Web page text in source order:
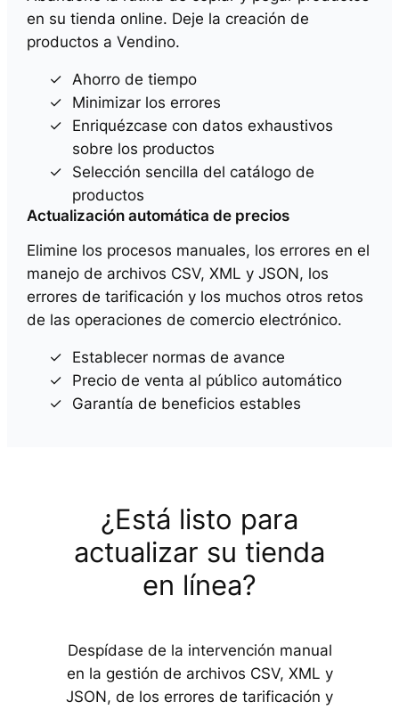
en su tienda online. Deje la creación de
productos a Vendino.
Ahorro de tiempo
Minimizar los errores
Enriquézcase con datos exhaustivos
sobre los productos
Selección sencilla del catálogo de
productos
Actualización automática de precios
Elimine los procesos manuales, los errores en el
manejo de archivos CSV, XML y JSON, los
errores de tarificación y los muchos otros retos
de las operaciones de comercio electrónico.
Establecer normas de avance
Precio de venta al público automático
Garantía de beneficios estables
¿Está listo para
actualizar su tienda
en línea?
Despídase de la intervención manual
en la gestión de archivos CSV, XML y
JSON, de los errores de tarificación y